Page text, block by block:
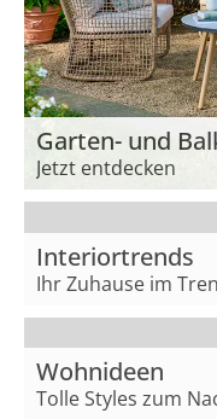
Garten- und
Jetzt entdecken
Interiortrends
Ihr Zuhause im
Wohnideen
Tolle Styles zum